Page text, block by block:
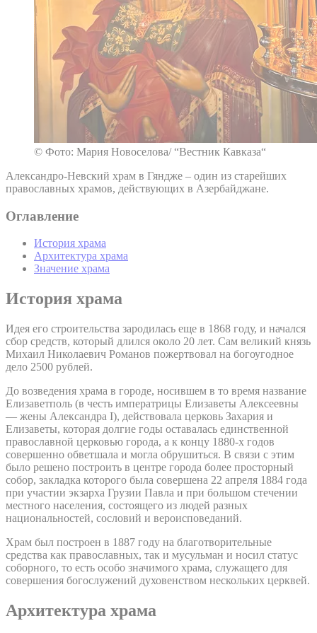
© Фото: Мария Новоселова/ “Вестник Кавказа“
Александро-Невский храм в Гяндже – один из старейших
православных храмов, действующих в Азербайджане.
Оглавление
История храма
Архитектура храма
Значение храма
История храма
Идея его строительства зародилась еще в 1868 году, и начался
сбор средств, который длился около 20 лет. Сам великий князь
Михаил Николаевич Романов пожертвовал на богоугодное
дело 2500 рублей.
До возведения храма в городе, носившем в то время название
Елизаветполь (в честь императрицы Елизаветы Алексеевны
— жены Александра I), действовала церковь Захария и
Елизаветы, которая долгие годы оставалась единственной
православной церковью города, а к концу 1880-х годов
совершенно обветшала и могла обрушиться. В связи с этим
было решено построить в центре города более просторный
собор, закладка которого была совершена 22 апреля 1884 года
при участии экзарха Грузии Павла и при большом стечении
местного населения, состоящего из людей разных
национальностей, сословий и вероисповеданий.
Храм был построен в 1887 году на благотворительные
средства как православных, так и мусульман и носил статус
соборного, то есть особо значимого храма, служащего для
совершения богослужений духовенством нескольких церквей.
Архитектура храма